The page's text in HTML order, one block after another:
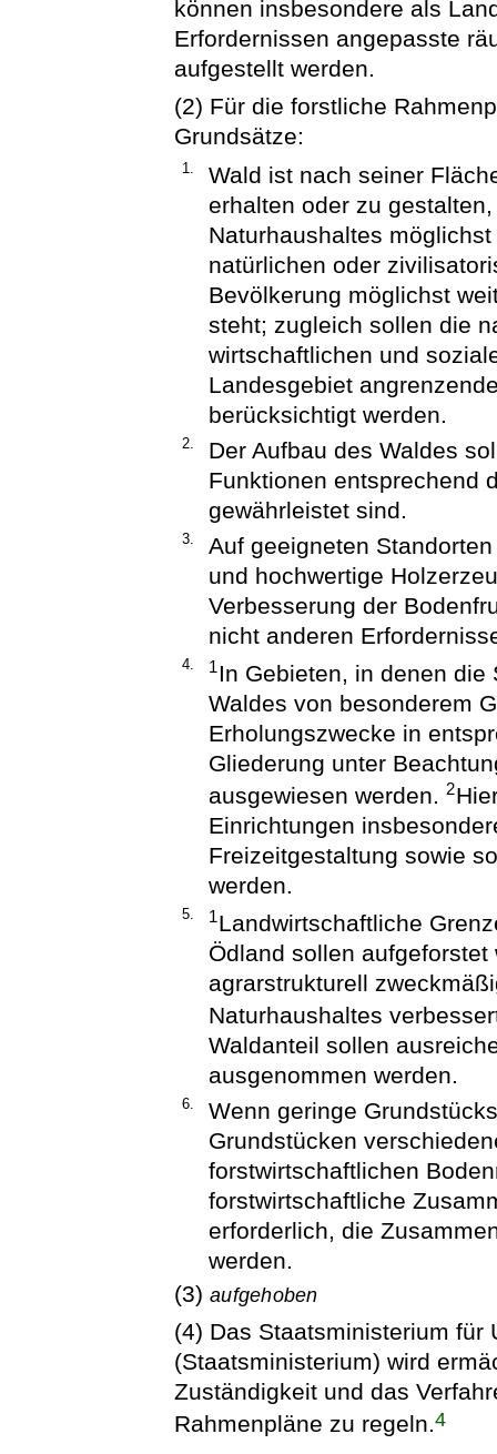
können insbesondere als
Erfordernissen angepasste
aufgestellt werden.
(2) Für die forstliche
Grundsätze:
1.
Wald ist nach seiner
erhalten oder zu
Naturhaushaltes
natürlichen oder
Bevölkerung möglichst
steht; zugleich sollen die
wirtschaftlichen und
Landesgebiet
berücksichtigt werden.
2.
Der Aufbau des Waldes
Funktionen entsprechend
gewährleistet sind.
3.
Auf geeigneten
und hochwertige
Verbesserung der
nicht anderen
4. 1 In Gebieten, in denen
Waldes von besonderem
Erholungszwecke in
Gliederung unter
ausgewiesen werden. 2
Einrichtungen
Freizeitgestaltung sowie
werden.
5. 1Landwirtschaftliche
Ödland sollen
agrarstrukturell
Naturhaushaltes
Waldanteil sollen
ausgenommen werden.
6.
Wenn geringe
Grundstücken
forstwirtschaftlichen
forstwirtschaftliche
erforderlich, die
werden.
(3)aufgehoben
(4) Das Staatsministerium für
(Staatsministerium) wird
Zuständigkeit und das
Rahmenpläne zu regeln.4